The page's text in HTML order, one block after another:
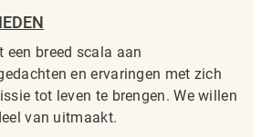
een breed scala aan
en ervaringen met zich
tot leven te brengen. We willen
van uitmaakt.